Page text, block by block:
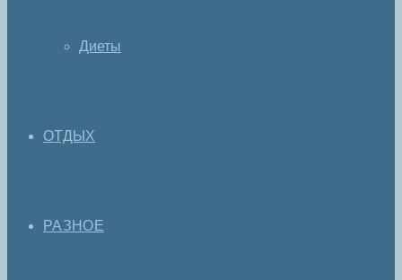
Диеты
ОТДЫХ
РАЗНОЕ